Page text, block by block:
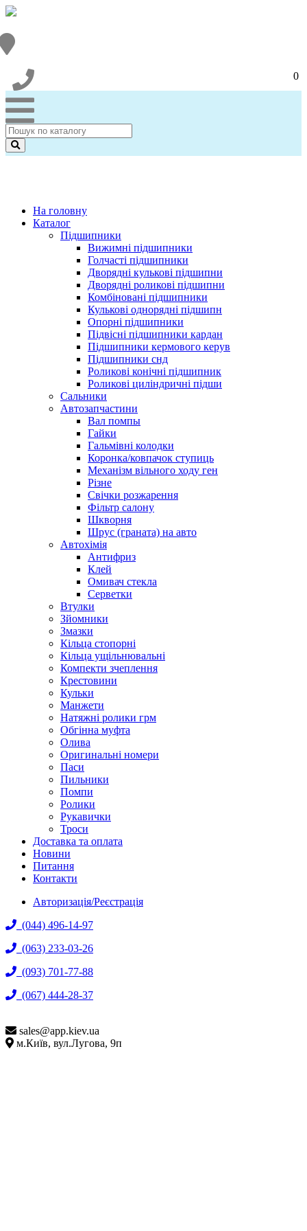
0
На головну
Каталог
Підшипники
Вижимні підшипники
Голчасті підшипники
Дворядні кулькові підшипни
Дворядні роликові підшипни
Комбіновані підшипники
Кулькові однорядні підшипн
Опорні підшипники
Підвісні підшипники кардан
Підшипники кермового керув
Підшипники снд
Роликові конічні підшипник
Роликові циліндричні підши
Сальники
Автозапчастини
Вал помпы
Гайки
Гальмівні колодки
Коронка/ковпачок ступиць
Механізм вільного ходу ген
Різне
Свічки розжарення
Фільтр салону
Шкворня
Шрус (граната) на авто
Автохімія
Антифриз
Клей
Омивач стекла
Серветки
Втулки
Зйомники
Змазки
Кільца стопорні
Кільца ущільнювальні
Компекти зчеплення
Крестовини
Кульки
Манжети
Натяжні ролики грм
Обгінна муфта
Олива
Оригинальні номери
Паси
Пильники
Помпи
Ролики
Рукавички
Троси
Доставка та оплата
Новини
Питання
Контакти
Авторизація/Реєстрація
(044) 496-14-97
(063) 233-03-26
(093) 701-77-88
(067) 444-28-37
sales@app.kiev.ua
м.Київ, вул.Лугова, 9п